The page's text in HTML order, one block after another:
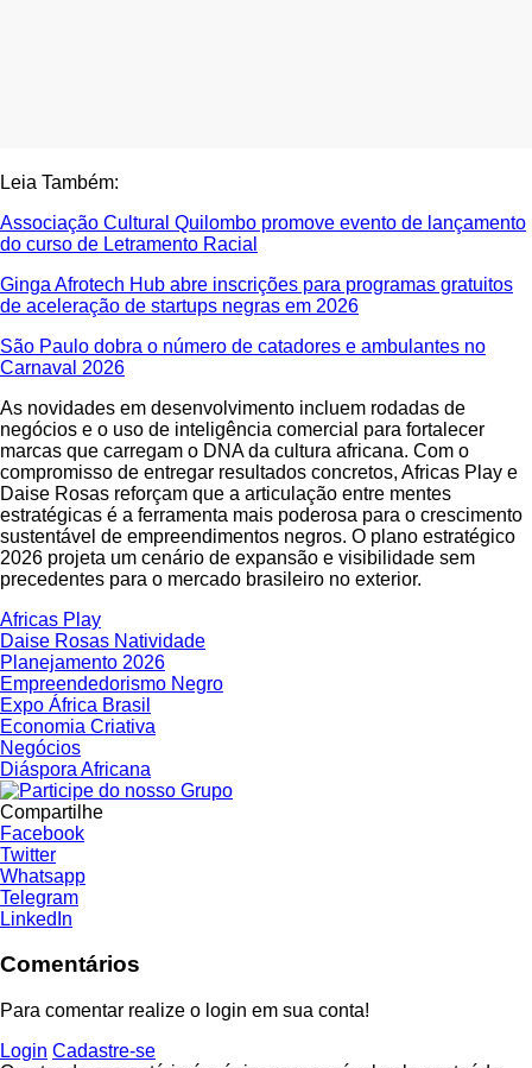
Leia Também:
Associação Cultural Quilombo promove evento de lançamento
do curso de Letramento Racial
Ginga Afrotech Hub abre inscrições para programas gratuitos
de aceleração de startups negras em 2026
São Paulo dobra o número de catadores e ambulantes no
Carnaval 2026
As novidades em desenvolvimento incluem rodadas de
negócios e o uso de inteligência comercial para fortalecer
marcas que carregam o DNA da cultura africana. Com o
compromisso de entregar resultados concretos, Africas Play e
Daise Rosas reforçam que a articulação entre mentes
estratégicas é a ferramenta mais poderosa para o crescimento
sustentável de empreendimentos negros. O plano estratégico
2026 projeta um cenário de expansão e visibilidade sem
precedentes para o mercado brasileiro no exterior.
Africas Play
Daise Rosas Natividade
Planejamento 2026
Empreendedorismo Negro
Expo África Brasil
Economia Criativa
Negócios
Diáspora Africana
Compartilhe
Facebook
Twitter
Whatsapp
Telegram
LinkedIn
Comentários
Para comentar realize o login em sua conta!
Login Cadastre-se